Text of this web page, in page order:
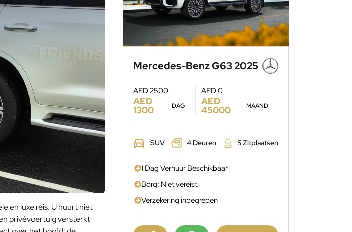
en luxe reis. U huurt niet
privévoertuig versterkt
Mercedes-Benz G63 2025
AED 2500
AED
1300 DAG
AED 0
AED
45000 MAAND
SUV 4 Deuren 5 Zitplaatsen
1 Dag Verhuur Beschikbaar
Borg: Niet vereist
Verzekering inbegrepen